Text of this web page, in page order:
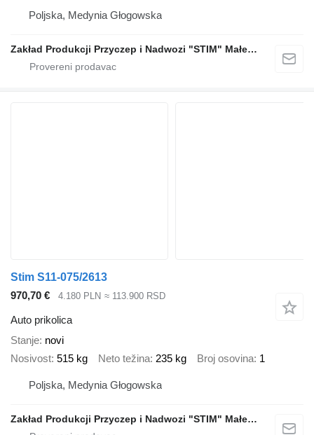
Poljska, Medynia Głogowska
Zakład Produkcji Przyczep i Nadwozi "STIM" Małecki s.j.
Stim S11-075/2613
970,70 €
4.180 PLN ≈ 113.900 RSD
Auto prikolica
Stanje novi
Nosivost 515 kg Neto težina 235 kg Broj osovina 1
Poljska, Medynia Głogowska
Zakład Produkcji Przyczep i Nadwozi "STIM" Małecki s.j.